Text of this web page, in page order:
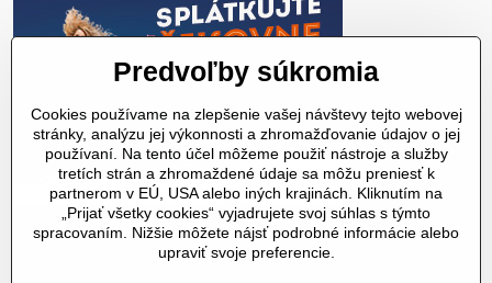
Predvoľby súkromia
Cookies používame na zlepšenie vašej návštevy tejto webovej
stránky, analýzu jej výkonnosti a zhromažďovanie údajov o jej
používaní. Na tento účel môžeme použiť nástroje a služby
tretích strán a zhromaždené údaje sa môžu preniesť k
partnerom v EÚ, USA alebo iných krajinách. Kliknutím na
„Prijať všetky cookies“ vyjadrujete svoj súhlas s týmto
spracovaním. Nižšie môžete nájsť podrobné informácie alebo
upraviť svoje preferencie.